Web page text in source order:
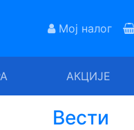
Мој налог
АКЦИЈЕ
Вести